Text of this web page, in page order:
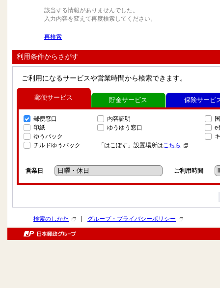
該当する情報がありませんでした。
入力内容を変えて再度検索してください。
再検索
利用条件からさがす
ご利用になるサービスや営業時間から検索できます。
郵便サービス
郵便窓口
印紙
ゆうパック
チルドゆうパック
内容証明
ゆうゆう窓口
「はこぽす」設置場所はこちら
e
営業日 ご利用時間
貯金サービス 保険サービ
検索のしかた グループ・プライバシーポリシー